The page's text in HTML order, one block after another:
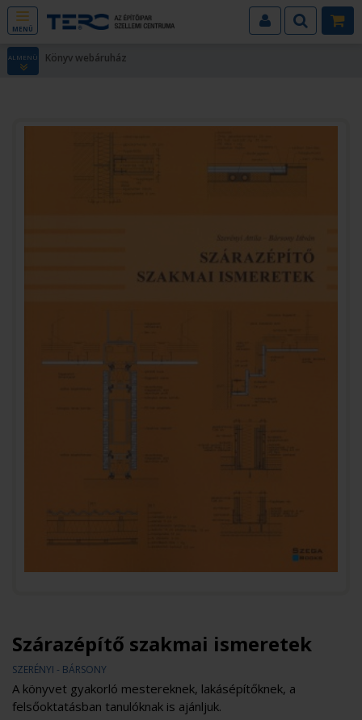
MENÜ
ALMENÜ Könyv webáruház
Szárazépítő szakmai ismeretek
SZERÉNYI - BÁRSONY
A könyvet gyakorló mestereknek, lakásépítőknek, a
felsőoktatásban tanulóknak is ajánljuk.